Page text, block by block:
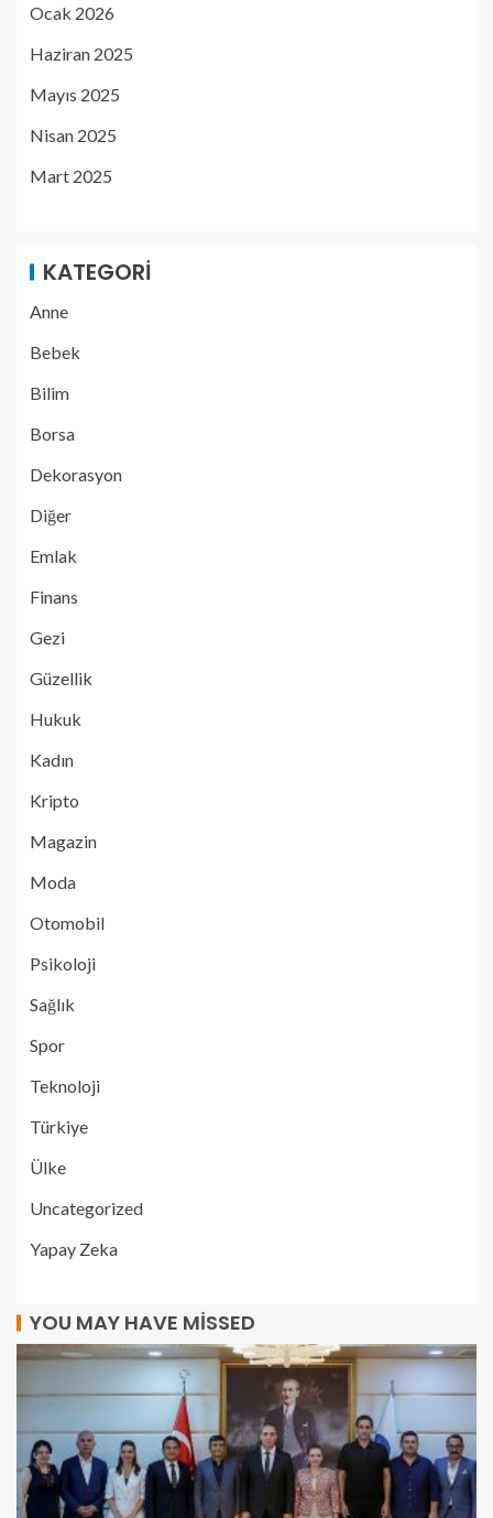
Ocak 2026
Haziran 2025
Mayıs 2025
Nisan 2025
Mart 2025
KATEGORI
Anne
Bebek
Bilim
Borsa
Dekorasyon
Diğer
Emlak
Finans
Gezi
Güzellik
Hukuk
Kadın
Kripto
Magazin
Moda
Otomobil
Psikoloji
Sağlık
Spor
Teknoloji
Türkiye
Ülke
Uncategorized
Yapay Zeka
YOU MAY HAVE MISSED